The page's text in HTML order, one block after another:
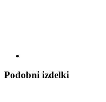
Podobni izdelki